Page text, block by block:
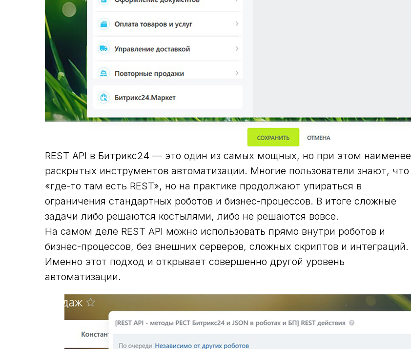
REST API в Битрикс24 — это один из самых мощных, но при этом наименее
раскрытых инструментов автоматизации. Многие пользователи знают, что
«где-то там есть REST», но на практике продолжают упираться в
ограничения стандартных роботов и бизнес-процессов. В итоге сложные
задачи либо решаются костылями, либо не решаются вовсе.
На самом деле REST API можно использовать прямо внутри роботов и
бизнес-процессов, без внешних серверов, сложных скриптов и интеграций.
Именно этот подход и открывает совершенно другой уровень
автоматизации.